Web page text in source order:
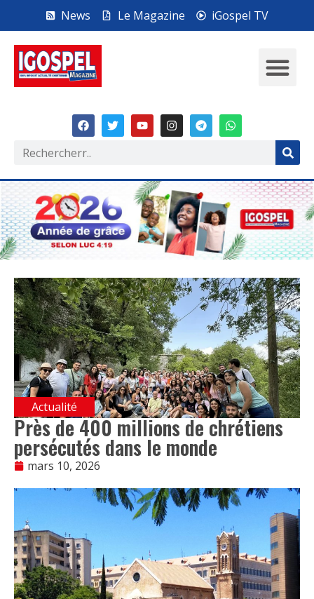
News Le Magazine iGospel TV
Actualité
Près de 400 millions de chrétiens
persécutés dans le monde
mars 10, 2026